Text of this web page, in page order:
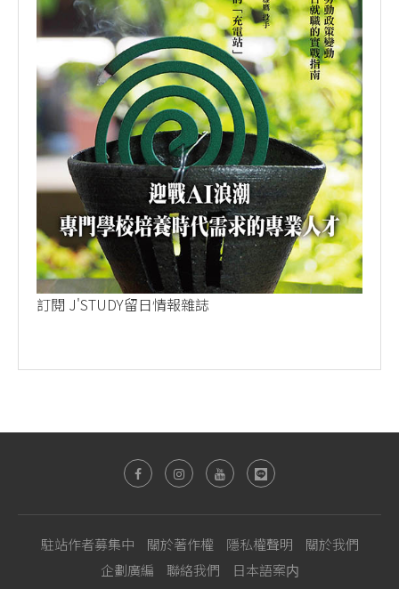
訂閱 J'STUDY留日情報雜誌
駐站作者募集中 關於著作權 隱私權聲明
關於我們
企劃廣編
聯絡我們
日本語案内